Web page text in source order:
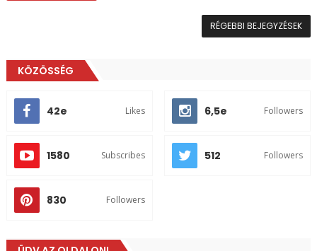
RÉGEBBI BEJEGYZÉSEK
KÖZÖSSÉG
42e Likes 6,5e Followers
1580 Subscribes 512 Followers
830 Followers